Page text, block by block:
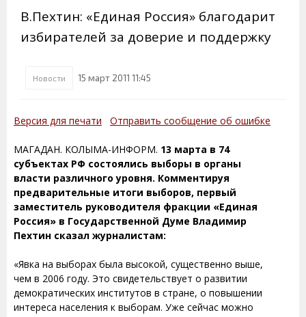
В.Пехтин: «Единая Россия» благодарит
избирателей за доверие и поддержку
Новости 15 март 2011 11:45
Версия для печати Отправить сообщение об ошибке
МАГАДАН. КОЛЫМА-ИНФОРМ. 13 марта в 74
субъектах РФ состоялись выборы в органы
власти различного уровня. Комментируя
предварительные итоги выборов, первый
заместитель руководителя фракции «Единая
Россия» в Государственной Думе Владимир
Пехтин сказал журналистам:
«Явка на выборах была высокой, существенно выше,
чем в 2006 году. Это свидетельствует о развитии
демократических институтов в стране, о повышении
интереса населения к выборам. Уже сейчас можно